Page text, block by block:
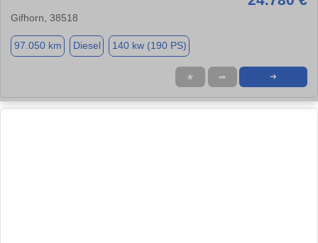
Gifhorn, 38518
97.050 km Diesel 140 kw (190 PS)
★ ➦ ➜